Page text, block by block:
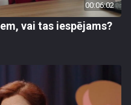
00:06:02
vai tas iespējams?